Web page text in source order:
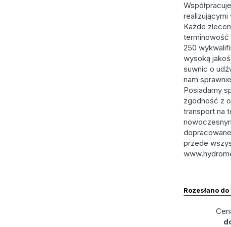
Każde
terminowość
250
wysoką
suwnic o
nam
Posiadamy
zgodność z
transport na
przede
Rozesłano do